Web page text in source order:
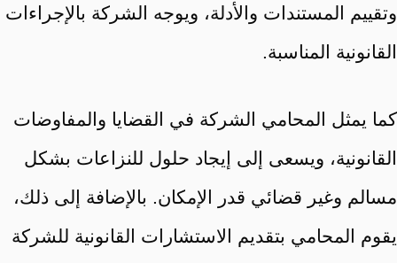
وتقييم المستندات والأدلة، ويوجه الشركة بالإجراءات
القانونية المناسبة.
كما يمثل المحامي الشركة في القضايا والمفاوضات
القانونية، ويسعى إلى إيجاد حلول للنزاعات بشكل
مسالم وغير قضائي قدر الإمكان. بالإضافة إلى ذلك،
يقوم المحامي بتقديم الاستشارات القانونية للشركة